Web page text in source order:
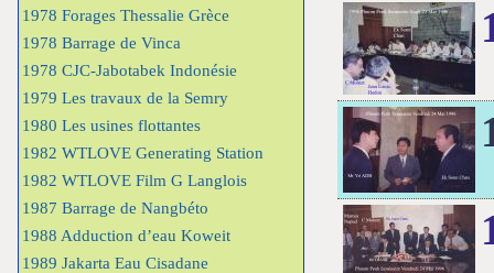
1978 Forages Thessalie Grèce
1978 Barrage de Vinca
1978 CJC-Jabotabek Indonésie
1979 Les travaux de la Semry
1980 Les usines flottantes
1982 WTLOVE Generating Station
1982 WTLOVE Film G Langlois
1987 Barrage de Nangbéto
1988 Adduction d’eau Koweit
1989 Jakarta Eau Cisadane